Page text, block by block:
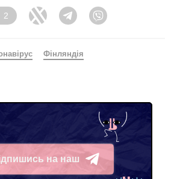
Facebook
2
Twitter Telegram
Фінляндія
на наш